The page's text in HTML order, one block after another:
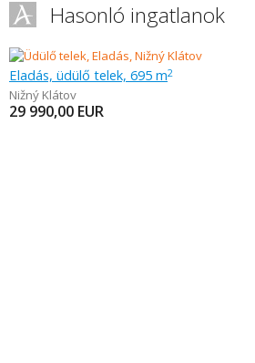
Hasonló ingatlanok
Eladás, üdülő telek, 695 m2
Nižný Klátov
29 990,00 EUR